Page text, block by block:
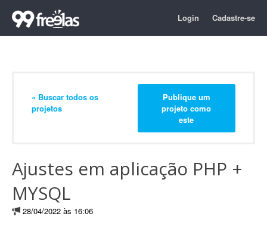
Login Cadastre-se
« Buscar todos os
projetos
Publique um
projeto como
este
Ajustes em aplicação PHP +
MYSQL
28/04/2022 às 16:06